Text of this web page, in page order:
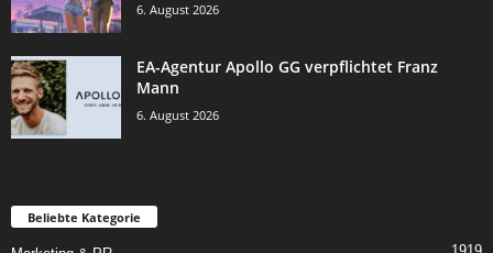
6. August 2026
EA-Agentur Apollo GG verpflichtet Franz
Mann
6. August 2026
Beliebte Kategorie